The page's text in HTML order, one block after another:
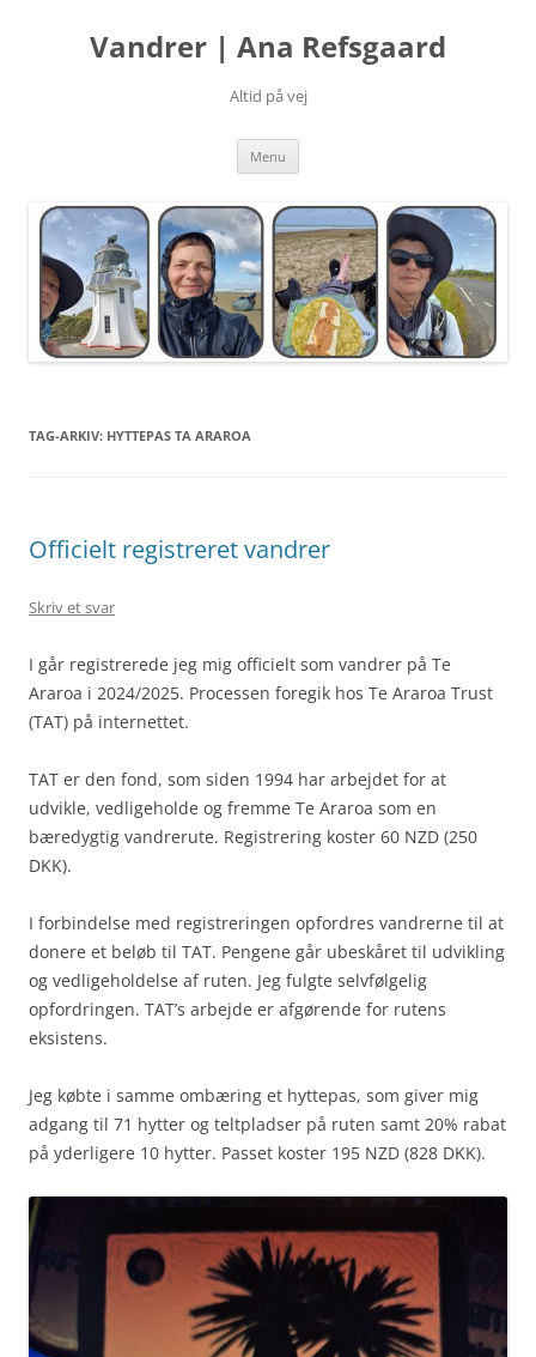
Vandrer | Ana Refsgaard
Altid på vej
Menu
TAG-ARKIV: HYTTEPAS TA ARAROA
Officielt registreret vandrer
Skriv et svar
I går registrerede jeg mig officielt som vandrer på Te
Araroa i 2024/2025. Processen foregik hos Te Araroa Trust
(TAT) på internettet.
TAT er den fond, som siden 1994 har arbejdet for at
udvikle, vedligeholde og fremme Te Araroa som en
bæredygtig vandrerute. Registrering koster 60 NZD (250
DKK).
I forbindelse med registreringen opfordres vandrerne til at
donere et beløb til TAT. Pengene går ubeskåret til udvikling
og vedligeholdelse af ruten. Jeg fulgte selvfølgelig
opfordringen. TAT’s arbejde er afgørende for rutens
eksistens.
Jeg købte i samme ombæring et hyttepas, som giver mig
adgang til 71 hytter og teltpladser på ruten samt 20% rabat
på yderligere 10 hytter. Passet koster 195 NZD (828 DKK).